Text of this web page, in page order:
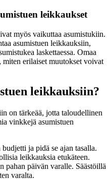
leikkaukset
myös vaikuttaa asumistukiin.
asumistuen leikkauksiin,
laskettaessa. Omaa
miten erilaiset muutokset voivat
leikkauksiin?
on tärkeää, jotta taloudellinen
vinkkejä asumistuen
ja pidä se ajan tasalla.
leikkauksia etukäteen.
pahan päivän varalle. Säästöillä
varalta.